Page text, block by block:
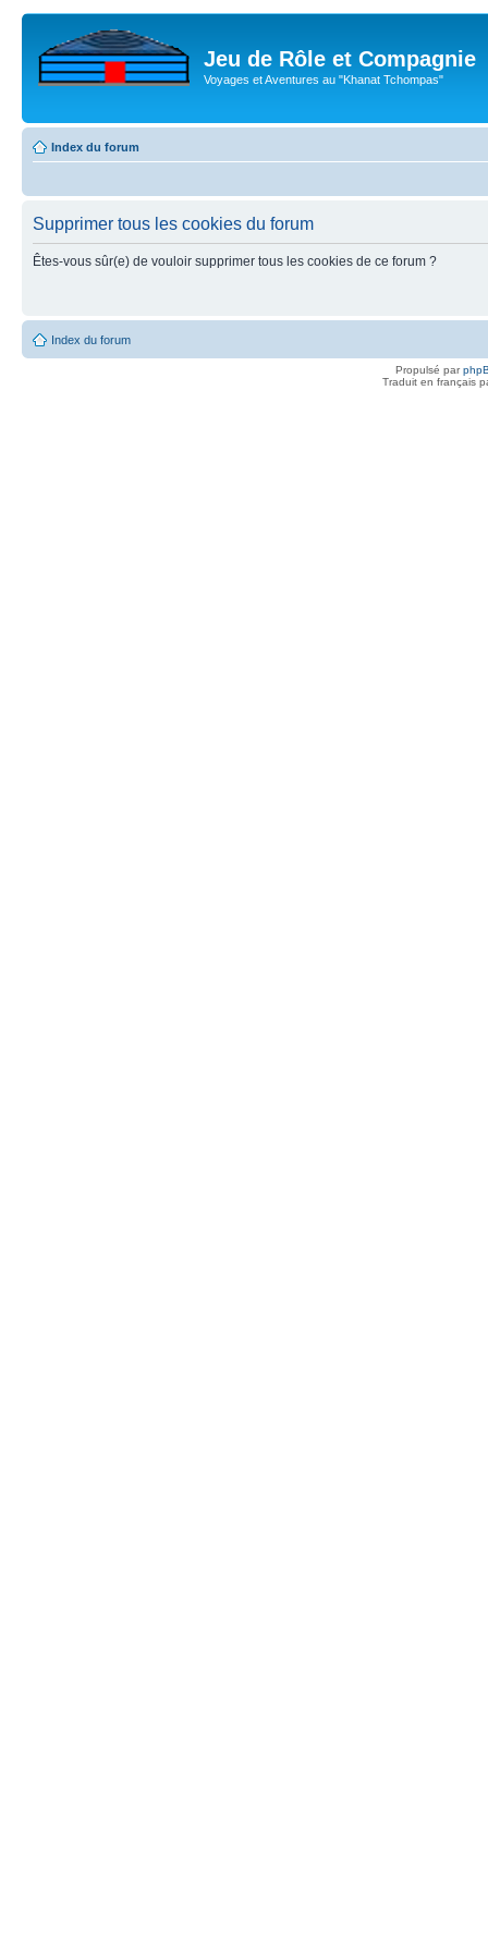
Jeu de Rôle et Compagnie
Voyages et Aventures au "Khanat Tchompas"
Index du forum
Supprimer tous les cookies du forum
Êtes-vous sûr(e) de vouloir supprimer tous les cookies de ce forum ?
Index du forum
Propulsé par
Traduit en français